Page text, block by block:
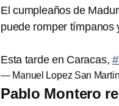
El cumpleaños de
puede romper tímpanos
Esta tarde en Caracas,
— Manuel Lopez San
Pablo Montero